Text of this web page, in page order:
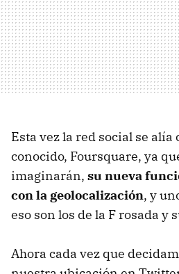
Esta vez la red social se
conocido, Foursquare, ya
imaginarán, su nueva
con la geolocalización, y
eso son los de la F rosada y
Ahora cada vez que